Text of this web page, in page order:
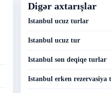
Digər axtarışlar
Istanbul ucuz turlar
Istanbul ucuz tur
Istanbul son deqiqe turlar
Istanbul erken rezervasiya